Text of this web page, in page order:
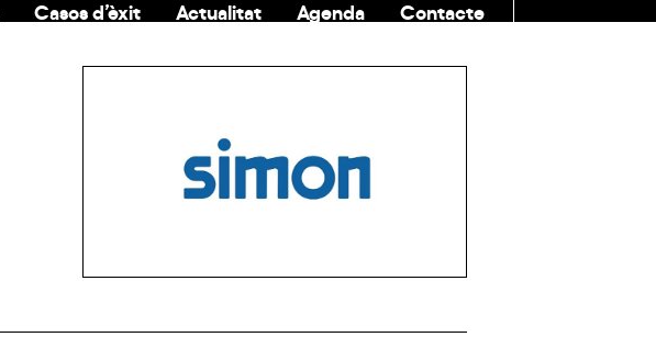
Casos d’èxit Actualitat Agenda
Contacte